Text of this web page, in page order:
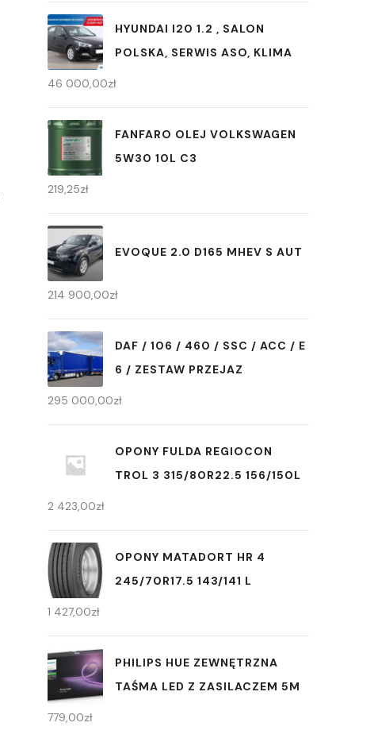
HYUNDAI I20 1.2 , SALON
POLSKA, SERWIS ASO, KLIMA
46 000,00zł
FANFARO OLEJ VOLKSWAGEN
5W30 10L C3
219,25zł
EVOQUE 2.0 D165 MHEV S AUT
214 900,00zł
DAF / 106 / 460 / SSC / ACC / E
6 / ZESTAW PRZEJAZ
295 000,00zł
OPONY FULDA REGIOCON
TROL 3 315/80R22.5 156/150L
2 423,00zł
OPONY MATADORT HR 4
245/70R17.5 143/141 L
1 427,00zł
PHILIPS HUE ZEWNĘTRZNA
TAŚMA LED Z ZASILACZEM 5M
779,00zł